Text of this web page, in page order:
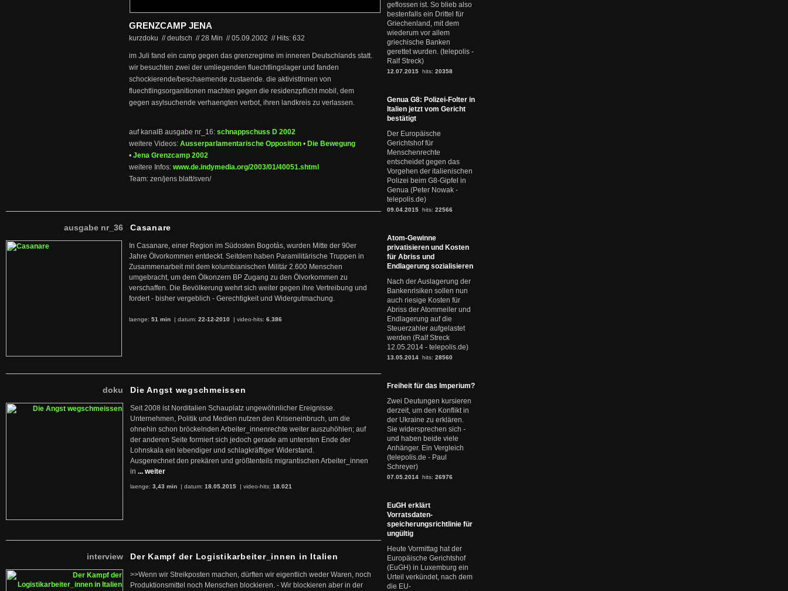
GRENZCAMP JENA
kurzdoku // deutsch //28 Min //05.09.2002 // Hits: 632
im Juli fand ein camp gegen das grenzregime im inneren Deutschlands statt.
wir besuchten zwei der umliegenden fluechtlingslager und fanden
schockierende/beschaemende zustaende. die aktivistInnen von
fluechtlingsorganitionen machten gegen die residenzpflicht mobil, dem
gegen asylsuchende verhaengten verbot, ihren landkreis zu verlassen.
auf kanalB ausgabe nr_16: schnappschuss D 2002
weitere Videos: Ausserparlamentarische Opposition • Die Bewegung
• Jena Grenzcamp 2002
weitere Infos: www.de.indymedia.org/2003/01/40051.shtml
Team: zen/jens blatt/sven/
ausgabe nr_36 Casanare
In Casanare, einer Region im Südosten Bogotás, wurden Mitte der 90er
Jahre Ölvorkommen entdeckt. Seitdem haben Paramilitärische Truppen in
Zusammenarbeit mit dem kolumbianischen Militär 2.600 Menschen
umgebracht, um dem Ölkonzern BP Zugang zu den Ölvorkommen zu
verschaffen. Die Bevölkerung wehrt sich weiter gegen ihre Vertreibung und
fordert - bisher vergeblich - Gerechtigkeit und Widergutmachung.
laenge: 51 min | datum: 22-12-2010 | video-hits: 6.386
doku Die Angst wegschmeissen
Seit 2008 ist Norditalien Schauplatz ungewöhnlicher Ereignisse.
Unternehmen, Politik und Medien nutzen den Kriseneinbruch, um die
ohnehin schon bröckelnden Arbeiter_innenrechte weiter auszuhöhlen; auf
der anderen Seite formiert sich jedoch gerade am untersten Ende der
Lohnskala ein lebendiger und schlagkräftiger Widerstand.
Ausgerechnet den prekären und größtenteils migrantischen Arbeiter_innen
in ... weiter
laenge: 3,43 min | datum: 18.05.2015 | video-hits: 18.021
interview Der Kampf der Logistikarbeiter_innen in Italien
>>Wenn wir Streikposten machen, dürften wir eigentlich weder Waren, noch
Produktionsmittel noch Menschen blockieren. - Wir blockieren aber in der
geflossen ist. So blieb also
bestenfalls ein Drittel für
Griechenland, mit dem
wiederum vor allem
griechische Banken
gerettet wurden. (telepolis -
Ralf Streck)
12.07.2015 hits: 20358
Genua G8: Polizei-Folter in
Italien jetzt vom Gericht
bestätigt
Der Europäische
Gerichtshof für
Menschenrechte
entscheidet gegen das
Vorgehen der italienischen
Polizei beim G8-Gipfel in
Genua (Peter Nowak -
telepolis.de)
09.04.2015 hits: 22566
Atom-Gewinne
privatisieren und Kosten
für Abriss und
Endlagerung sozialisieren
Nach der Auslagerung der
Bankenrisiken sollen nun
auch riesige Kosten für
Abriss der Atommeiler und
Endlagerung auf die
Steuerzahler aufgelastet
werden (Ralf Streck
12.05.2014 - telepolis.de)
13.05.2014 hits: 28560
Freiheit für das Imperium?
Zwei Deutungen kursieren
derzeit, um den Konflikt in
der Ukraine zu erklären.
Sie widersprechen sich -
und haben beide viele
Anhänger. Ein Vergleich
(telepolis.de - Paul
Schreyer)
07.05.2014 hits: 26976
EuGH erklärt
Vorratsdaten-
speicherungsrichtlinie für
ungültig
Heute Vormittag hat der
Europäische Gerichtshof
(EuGH) in Luxemburg ein
Urteil verkündet, nach dem
die EU-